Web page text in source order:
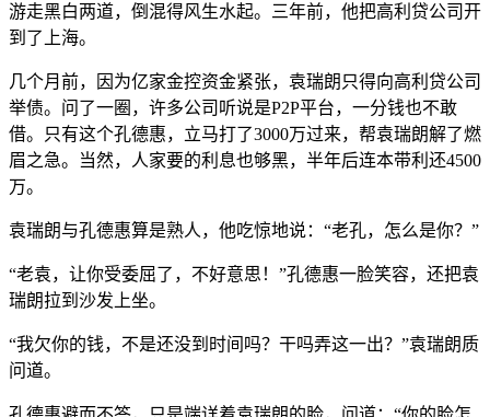
游走黑白两道，倒混得风生水起。三年前，他把高利贷公司开
到了上海。
几个月前，因为亿家金控资金紧张，袁瑞朗只得向高利贷公司
举债。问了一圈，许多公司听说是P2P平台，一分钱也不敢
借。只有这个孔德惠，立马打了3000万过来，帮袁瑞朗解了燃
眉之急。当然，人家要的利息也够黑，半年后连本带利还4500
万。
袁瑞朗与孔德惠算是熟人，他吃惊地说：“老孔，怎么是你？”
“老袁，让你受委屈了，不好意思！”孔德惠一脸笑容，还把袁
瑞朗拉到沙发上坐。
“我欠你的钱，不是还没到时间吗？干吗弄这一出？”袁瑞朗质
问道。